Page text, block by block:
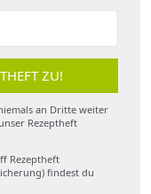
ZU!
an Dritte weiter
Rezeptheft
Rezeptheft
findest du